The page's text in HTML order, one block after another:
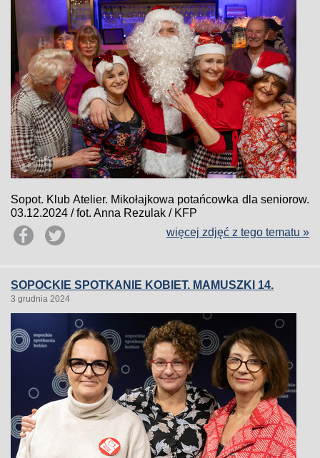
Sopot. Klub Atelier. Mikołajkowa potańcowka dla seniorow.
03.12.2024 / fot. Anna Rezulak / KFP
więcej zdjęć z tego tematu »
SOPOCKIE SPOTKANIE KOBIET. MAMUSZKI 14.
3 grudnia 2024